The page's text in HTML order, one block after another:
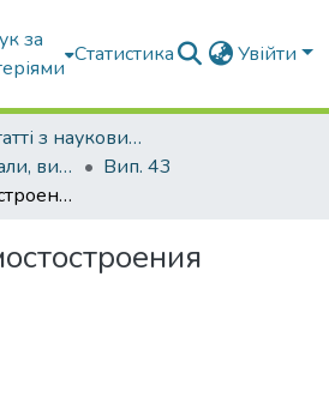
за
Статистика Увійти
Вибрані статті з наукових збірників КНУБА
Будівельні матеріали, вироби та санітарна техніка
Вип. 43
Бетоны для мостостроения